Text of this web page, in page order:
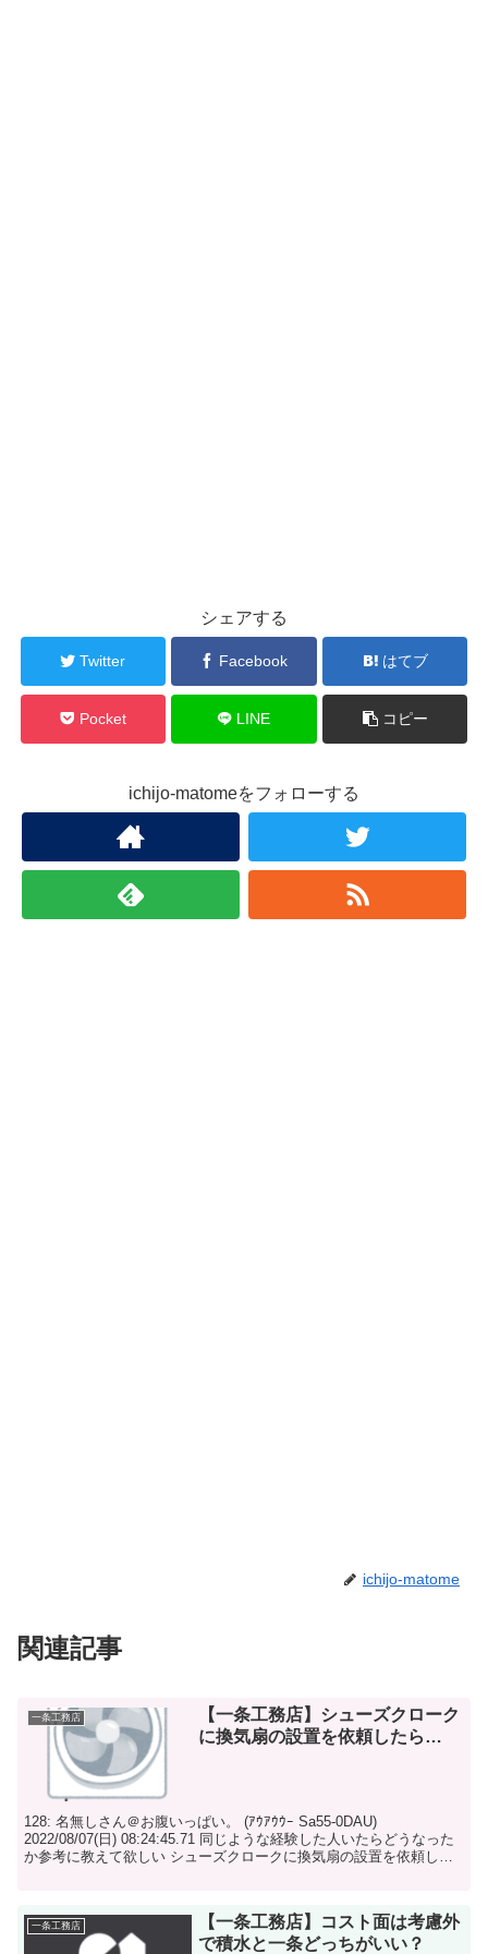
シェアする
Twitter Facebook はてブ
Pocket LINE コピー
ichijo-matomeをフォローする
ichijo-matome
関連記事
一条工務店
【一条工務店】シューズクローク
に換気扇の設置を依頼したら…
128: 名無しさん＠お腹いっぱい。 (ｱｳｱｳｳｰ Sa55-0DAU)
2022/08/07(日) 08:24:45.71 同じような経験した人いたらどうなった
か参考に教えて欲しい シューズクロークに換気扇の設置を依頼し
一条工務店
【一条工務店】コスト面は考慮外
で積水と一条どっちがいい？